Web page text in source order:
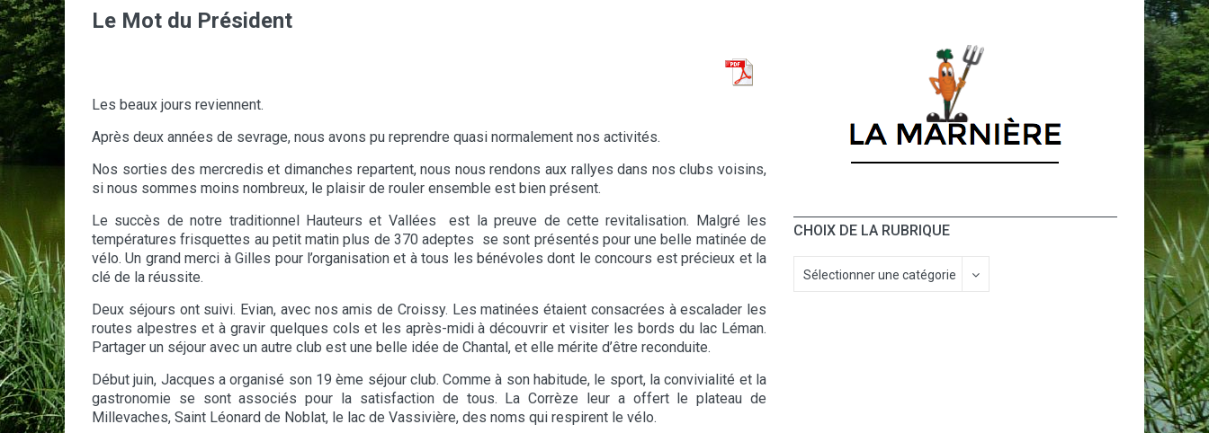
Le Mot du Président
Les beaux jours reviennent.
Après deux années de sevrage, nous avons pu reprendre quasi normalement nos activités.
Nos sorties des mercredis et dimanches repartent, nous nous rendons aux rallyes dans nos clubs voisins,
si nous sommes moins nombreux, le plaisir de rouler ensemble est bien présent.
Le succès de notre traditionnel Hauteurs et Vallées est la preuve de cette revitalisation. Malgré les
températures frisquettes au petit matin plus de 370 adeptes se sont présentés pour une belle matinée de
vélo. Un grand merci à Gilles pour l’organisation et à tous les bénévoles dont le concours est précieux et la
clé de la réussite.
Deux séjours ont suivi. Evian, avec nos amis de Croissy. Les matinées étaient consacrées à escalader les
routes alpestres et à gravir quelques cols et les après-midi à découvrir et visiter les bords du lac Léman.
Partager un séjour avec un autre club est une belle idée de Chantal, et elle mérite d’être reconduite.
Début juin, Jacques a organisé son 19 ème séjour club. Comme à son habitude, le sport, la convivialité et la
gastronomie se sont associés pour la satisfaction de tous. La Corrèze leur a offert le plateau de
Millevaches, Saint Léonard de Noblat, le lac de Vassivière, des noms qui respirent le vélo.
CHOIX DE LA RUBRIQUE
Sélectionner une catégorie